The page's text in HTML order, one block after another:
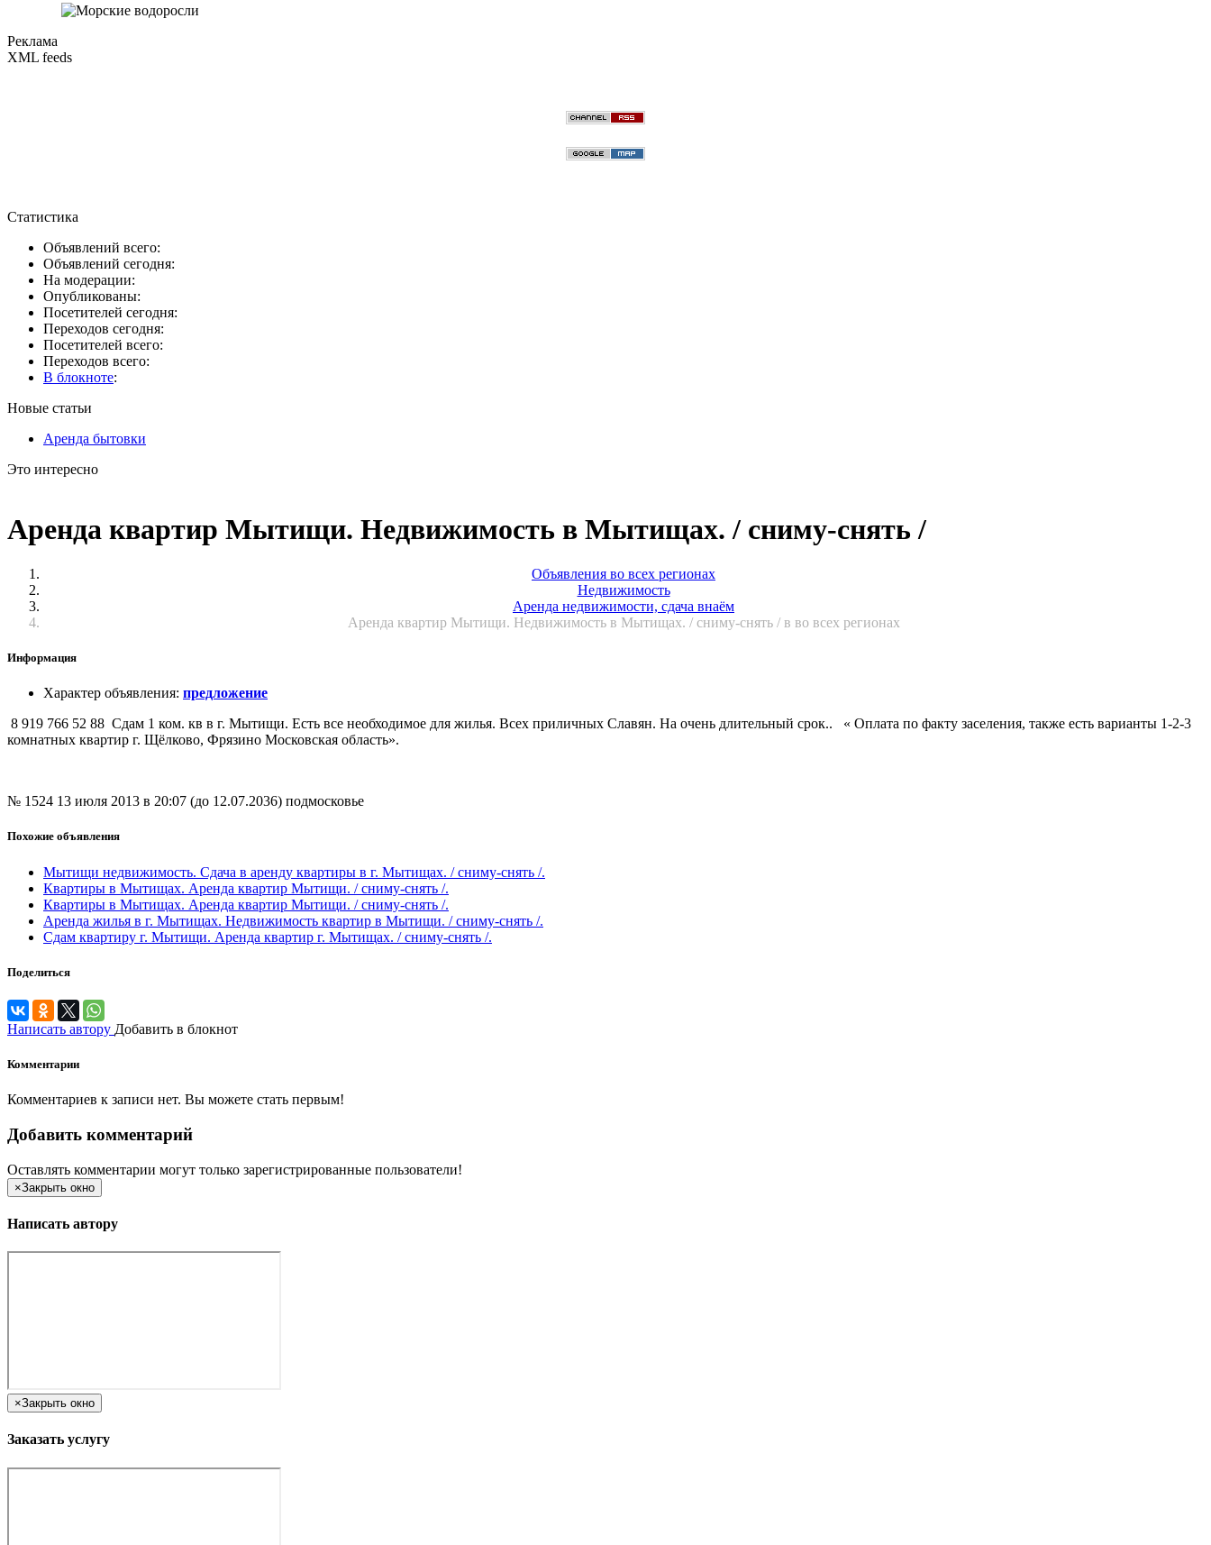
Реклама
XML feeds
Статистика
Объявлений всего:
Объявлений сегодня:
На модерации:
Опубликованы:
Посетителей сегодня:
Переходов сегодня:
Посетителей всего:
Переходов всего:
В блокноте:
Новые статьи
Аренда бытовки
Это интересно
Аренда квартир Мытищи. Недвижимость в Мытищах. / сниму-снять /
Объявления во всех регионах
Недвижимость
Аренда недвижимости, сдача внаём
Аренда квартир Мытищи. Недвижимость в Мытищах. / сниму-снять / в во всех регионах
Информация
Характер объявления: предложение
8 919 766 52 88 Сдам 1 ком. кв в г. Мытищи. Есть все необходимое для жилья. Всех приличных Славян. На очень длительный срок.. « Оплата по факту заселения, также есть варианты 1-2-3
комнатных квартир г. Щёлково, Фрязино Московская область».
№ 1524 13 июля 2013 в 20:07 (до 12.07.2036) подмосковье
Похожие объявления
Мытищи недвижимость. Сдача в аренду квартиры в г. Мытищах. / сниму-снять /.
Квартиры в Мытищах. Аренда квартир Мытищи. / сниму-снять /.
Квартиры в Мытищах. Аренда квартир Мытищи. / сниму-снять /.
Аренда жилья в г. Мытищах. Недвижимость квартир в Мытищи. / сниму-снять /.
Сдам квартиру г. Мытищи. Аренда квартир г. Мытищах. / сниму-снять /.
Поделиться
Написать автору Добавить в блокнот
Комментарии
Комментариев к записи нет. Вы можете стать первым!
Добавить комментарий
Оставлять комментарии могут только зарегистрированные пользователи!
×Закрыть окно
Написать автору
×Закрыть окно
Заказать услугу